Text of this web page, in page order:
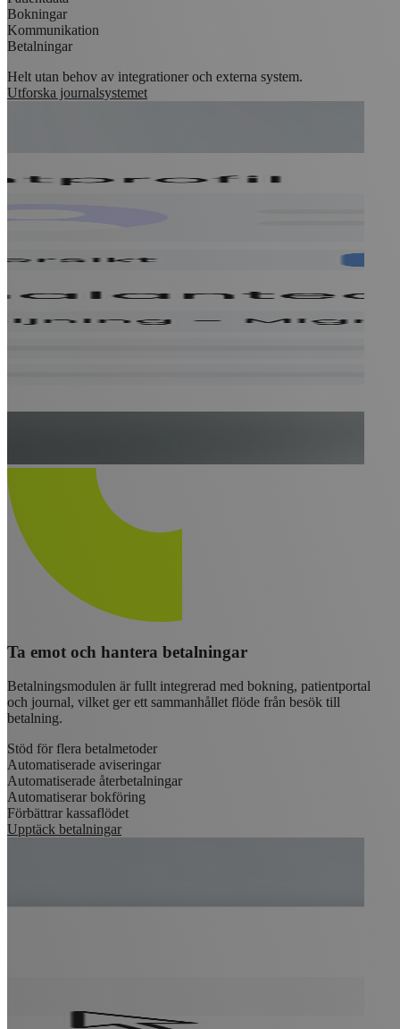
Bokningar
Kommunikation
Betalningar
Helt utan behov av integrationer och externa system.
Utforska journalsystemet
Ta emot och hantera betalningar
Betalningsmodulen är fullt integrerad med bokning, patientportal
och journal, vilket ger ett sammanhållet flöde från besök till
betalning.
Stöd för flera betalmetoder
Automatiserade aviseringar
Automatiserade återbetalningar
Automatiserar bokföring
Förbättrar kassaflödet
Upptäck betalningar